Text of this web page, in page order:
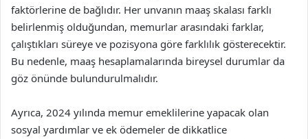
faktörlerine de bağlıdır. Her unvanın maaş skalası farklı
belirlenmiş olduğundan, memurlar arasındaki farklar,
çalıştıkları süreye ve pozisyona göre farklılık gösterecektir.
Bu nedenle, maaş hesaplamalarında bireysel durumlar da
göz önünde bulundurulmalıdır.
Ayrıca, 2024 yılında memur emeklilerine yapacak olan
sosyal yardımlar ve ek ödemeler de dikkatlice